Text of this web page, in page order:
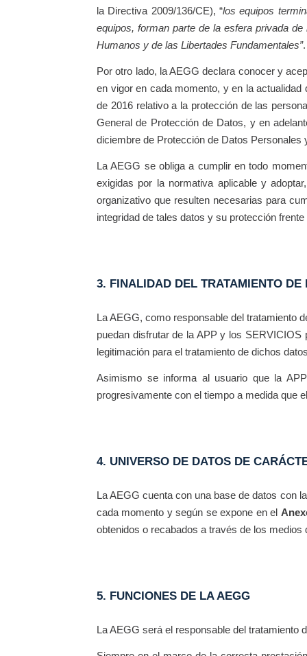
la Directiva 2009/136/CE), “los equipos
equipos, forman parte de la esfera privada
Humanos y de las Libertades Fundamentales”.
Por otro lado, la AEGG declara conocer y
en vigor en cada momento, y en la
de 2016 relativo a la protección de las
General de Protección de Datos, y en
diciembre de Protección de Datos Personales
La AEGG se obliga a cumplir en todo
exigidas por la normativa aplicable y
organizativo que resulten necesarias para
integridad de tales datos y su protección
3. FINALIDAD DEL TRATAMIENTO DE
La AEGG, como responsable del tratamiento
puedan disfrutar de la APP y los
legitimación para el tratamiento de dichos
Asimismo se informa al usuario que la
progresivamente con el tiempo a medida que
4. UNIVERSO DE DATOS DE
La AEGG cuenta con una base de datos con
cada momento y según se expone en el
obtenidos o recabados a través de los medios
5. FUNCIONES DE LA AEGG
La AEGG será el responsable del tratamiento